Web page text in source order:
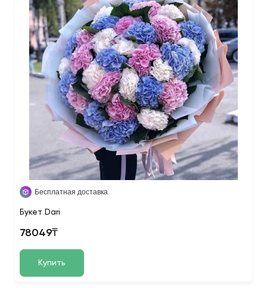
Бесплатная доставка
Букет Dari
78049₸
Купить